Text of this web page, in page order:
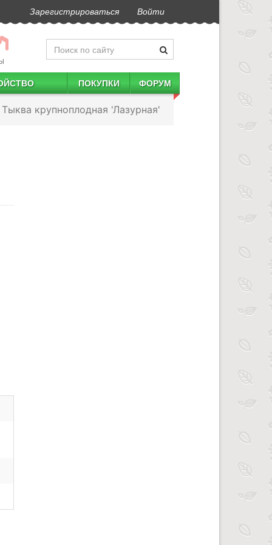
Зарегистрироваться Войти
ПОКУПКИ ФОРУМ
Тыква крупноплодная 'Лазурная'